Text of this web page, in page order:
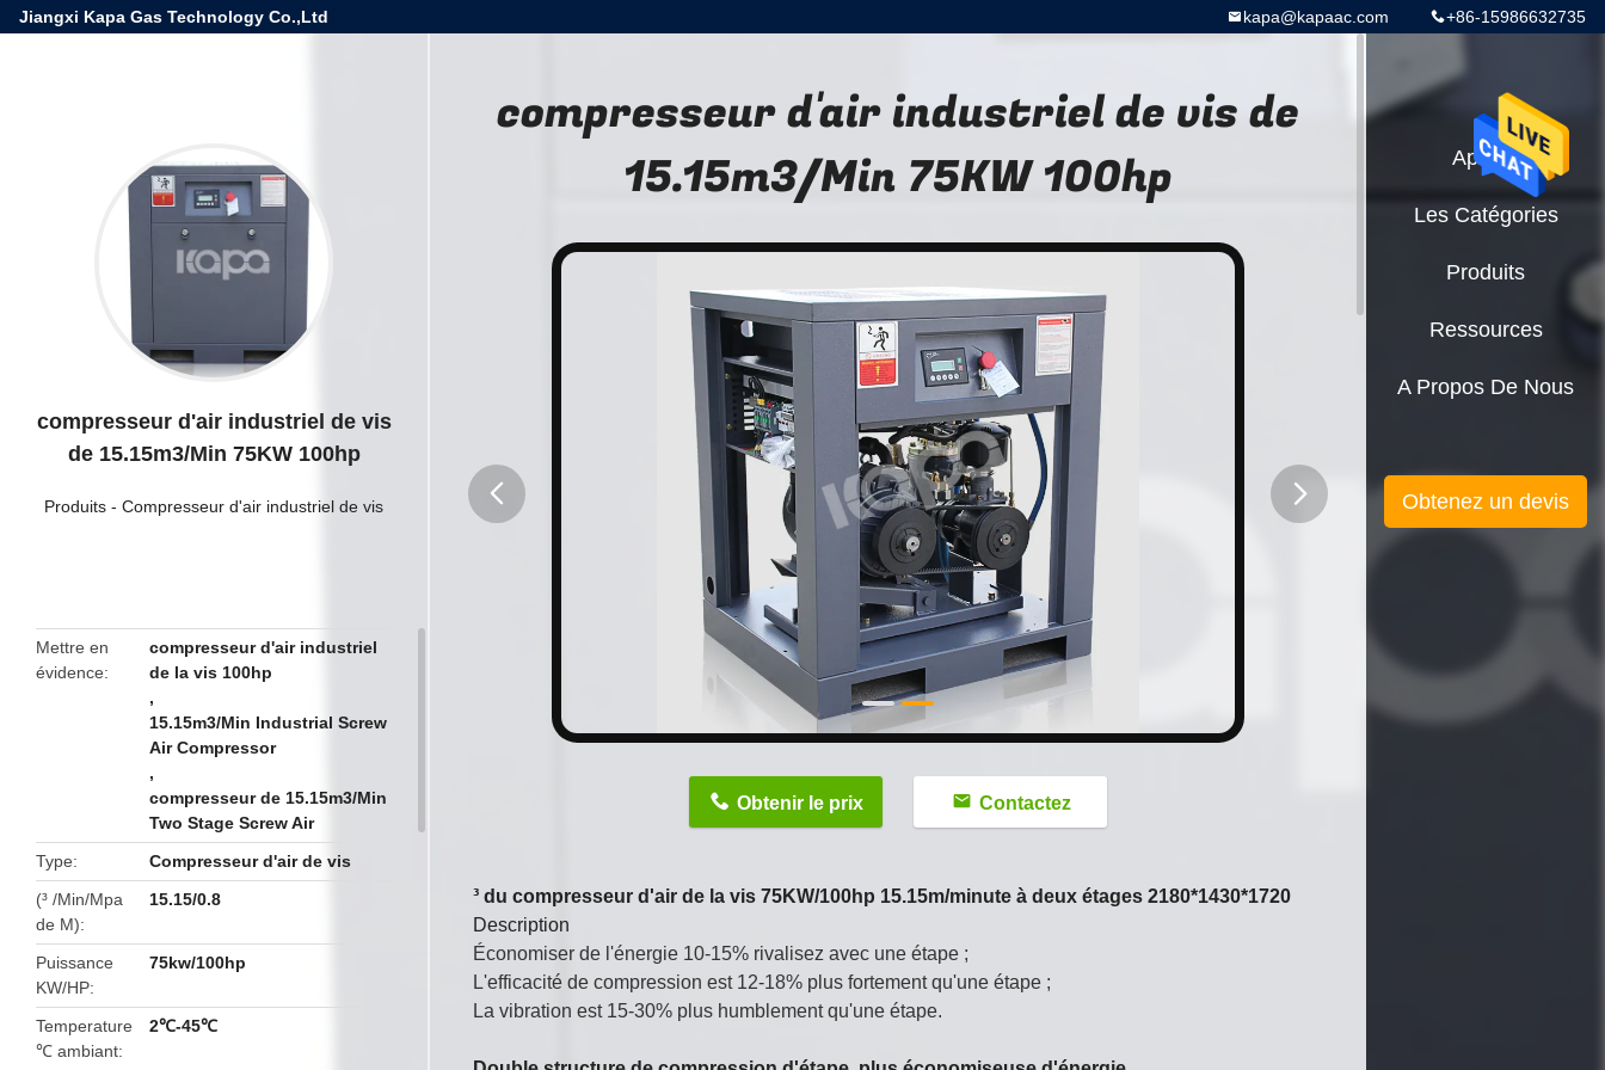
Jiangxi Kapa Gas Technology Co.,Ltd +86-15986632735
kapa@kapaac.com
compresseur d'air industriel de vis
de 15.15m3/Min 75KW 100hp
Produits - Compresseur d'air industriel de vis
Mettre en
évidence
compresseur d'air industriel
de la vis 100hp
,
15.15m3/Min Industrial Screw
Air Compressor
,
compresseur de 15.15m3/Min
Two Stage Screw Air
Type
Compresseur d'air de vis
(³ /Min/Mpa
de M)
15.15/0.8
Puissance
KW/HP
75kw/100hp
Temperature
℃ ambiant
2℃-45℃
compresseur d'air industriel de vis de
15.15m3/Min 75KW 100hp
Obtenir le prix Contactez
³ du compresseur d'air de la vis 75KW/100hp 15.15m/minute à deux étages 2180*1430*1720
Description
Économiser de l'énergie 10-15% rivalisez avec une étape ;
L'efficacité de compression est 12-18% plus fortement qu'une étape ;
La vibration est 15-30% plus humblement qu'une étape.
Aperçu
Les Catégories
Produits
Ressources
A Propos De Nous
Obtenez un devis